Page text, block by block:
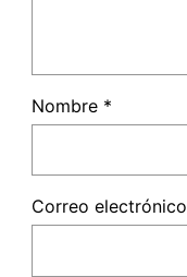
Nombre *
Correo electrónico